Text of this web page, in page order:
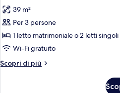
le
foto
per
Tripla
Superior
(2+1)
39 m²
Per 3 persone
1 letto matrimoniale o 2 letti
Wi-Fi gratuito
Scopri di più
Altri